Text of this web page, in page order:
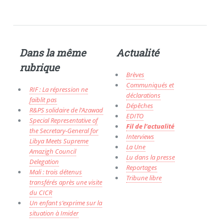
Dans la même
rubrique
RIF : La répression ne
faiblit pas
R&PS solidaire de l’Azawad
Special Representative of
the Secretary-General for
Libya Meets Supreme
Amazigh Council
Delegation
Mali : trois détenus
transférés après une visite
du CICR
Un enfant s’exprime sur la
situation à Imider
Actualité
Brèves
Communiqués et
déclarations
Dépêches
EDITO
Fil de l’actualité
Interviews
La Une
Lu dans la presse
Reportages
Tribune libre